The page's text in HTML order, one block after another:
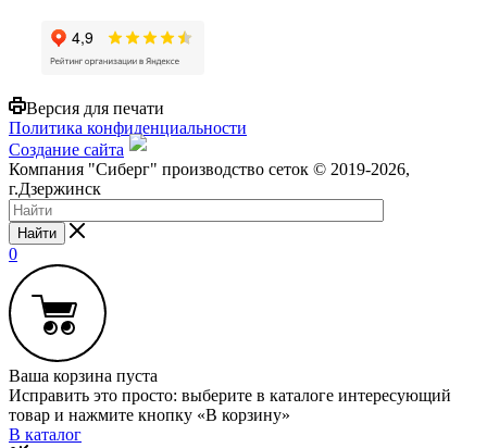
Версия для печати
Политика конфиденциальности
Создание сайта
Компания "Сиберг" производство сеток © 2019-2026,
г.Дзержинск
Найти
0
Ваша корзина пуста
Исправить это просто: выберите в каталоге интересующий
товар и нажмите кнопку «В корзину»
В каталог